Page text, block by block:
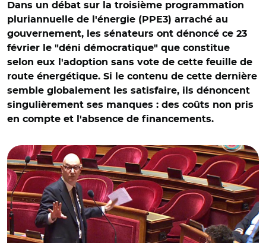
Dans un débat sur la troisième programmation
pluriannuelle de l'énergie (PPE3) arraché au
gouvernement, les sénateurs ont dénoncé ce 23
février le "déni démocratique" que constitue
selon eux l'adoption sans vote de cette feuille de
route énergétique. Si le contenu de cette dernière
semble globalement les satisfaire, ils dénoncent
singulièrement ses manques : des coûts non pris
en compte et l'absence de financements.